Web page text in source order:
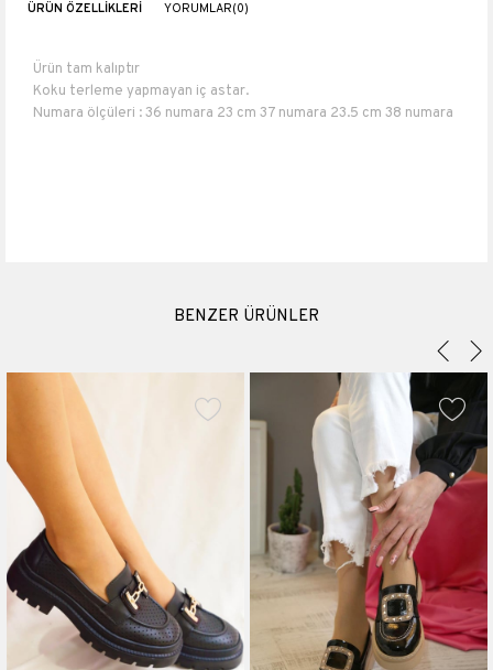
ÜRÜN ÖZELLIKLERI YORUMLAR(0)
Ürün tam kalıptır
Koku terleme yapmayan iç astar.
Numara ölçüleri : 36 numara 23 cm 37 numara 23.5 cm 38 numara
BENZER ÜRÜNLER